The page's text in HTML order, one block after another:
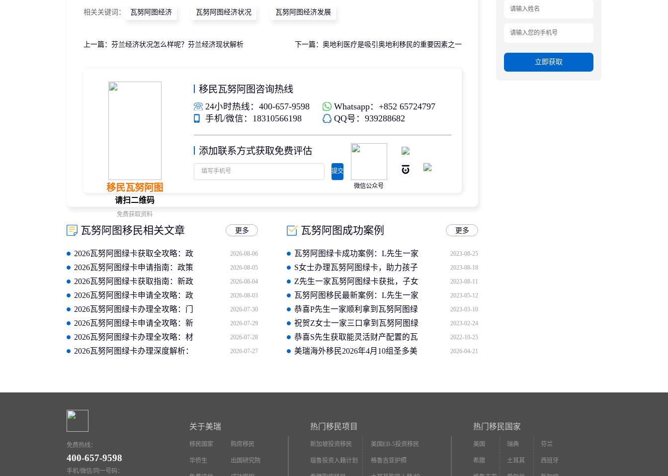
相关关键词： 瓦努阿图经济 瓦努阿图经济状况 瓦努阿图经济发展
上一篇： 芬兰经济状况怎么样呢？芬兰经济现状解析 下一篇：奥地利医疗是吸引奥地利移民的重要因素之一
移民瓦努阿图
请扫二维码
免费获取资料
移民瓦努阿图咨询热线
24小时热线：400-657-9598
Whatsapp：+852 65724797
手机/微信：18310566198
QQ号：939288682
添加联系方式获取免费评估
提交
微信公众号
瓦努阿图移民相关文章 更多
2026瓦努阿图绿卡获取全攻略：政
策调整、花费明细与常见问题解答
2026-08-06
2026瓦努阿图绿卡申请指南：政策
解读、费用清单与靠谱机构推荐
2026-08-05
2026瓦努阿图绿卡获取指南：新政
调整、条件审核与机构甄选指南
2026-08-04
2026瓦努阿图绿卡申请全攻略：政
策变动、费用测算与续签要求详解
2026-08-03
2026瓦努阿图绿卡办理全攻略：门
槛要求、续签规则与避坑要点汇总
2026-07-30
2026瓦努阿图绿卡申请全攻略：新
政解读、办理周期与费用明细说明
2026-07-29
2026瓦努阿图绿卡办理全攻略：材
料准备、周期说明与风险规避要点
2026-07-28
2026瓦努阿图绿卡办理深度解析：
2026-07-27
瓦努阿图成功案例 更多
瓦努阿图绿卡成功案例：L先生一家
三口短时间内获得海外身份
2023-08-25
S女士办理瓦努阿图绿卡，助力孩子
成为华侨生!
2023-08-18
Z先生一家瓦努阿图绿卡获批，子女
上国际学校更加便捷！
2023-08-11
瓦努阿图移民最新案例：L先生一家
三口一个月内拿到英联邦护照
2023-05-12
恭喜P先生一家顺利拿到瓦努阿图绿
卡，两天获批全球最快绿卡
2023-03-10
祝贺Z女士一家三口拿到瓦努阿图绿
卡，实现在海外生活的梦想
2023-02-24
恭喜S先生获取能灵活财产配置的瓦
努阿图护照
2022-10-25
美瑞海外移民2026年4月10组圣多美
2026-04-21
立即获取
免费热线：
400-657-9598
手机/微信/同一号码：
关于美瑞
移民国家 购房移民
华侨生 出国研究院
热门移民项目
新加坡投资移民 美国EB-5投资移民
瑙鲁投资入籍计划 格鲁吉亚护照
热门移民国家
美国 瑞典 芬兰
希腊 土耳其 西班牙